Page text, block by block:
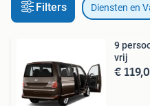
Filters Diensten en
9
vrij
€